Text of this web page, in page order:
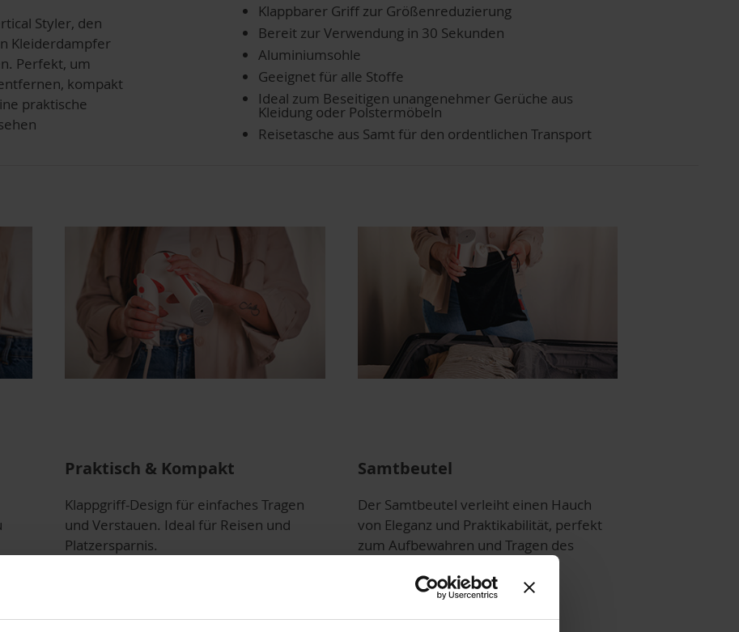
Styler, den
Kleiderdampfer
Perfekt, um
kompakt
praktische
Klappbarer Griff zur Größenreduzierung
Bereit zur Verwendung in 30 Sekunden
Aluminiumsohle
Geeignet für alle Stoffe
Ideal zum Beseitigen unangenehmer Gerüche aus
Kleidung oder Polstermöbeln
Reisetasche aus Samt für den ordentlichen Transport
Praktisch & Kompakt
Klappgriff-Design für einfaches Tragen
und Verstauen. Ideal für Reisen und
Platzersparnis.
Samtbeutel
Der Samtbeutel verleiht einen Hauch
von Eleganz und Praktikabilität, perfekt
zum Aufbewahren und Tragen des
Produkts, wohin Sie auch gehen.